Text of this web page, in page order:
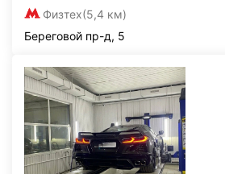
Физтех(5,4 км)
Береговой пр-д, 5